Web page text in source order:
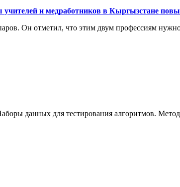
учителей и медработников в Кыргызстане
Он отметил, что этим двум профессиям
данных для тестирования алгоритмов.